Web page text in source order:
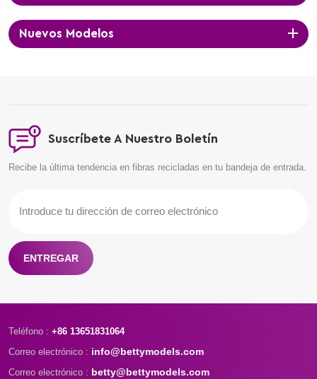
modelos físicos 3D?
Permítanos ayudarle,
contáctenos. Le
responderemos dentro de las
Nuevos Modelos
Suscríbete A Nuestro Boletín
Recibe la última tendencia en fibras recicladas en tu bandeja de entrada.
ENTREGAR
Teléfono : +86 13651831064
Correo electrónico : info@bettymodels.com
Correo electrónico : betty@bettymodels.com